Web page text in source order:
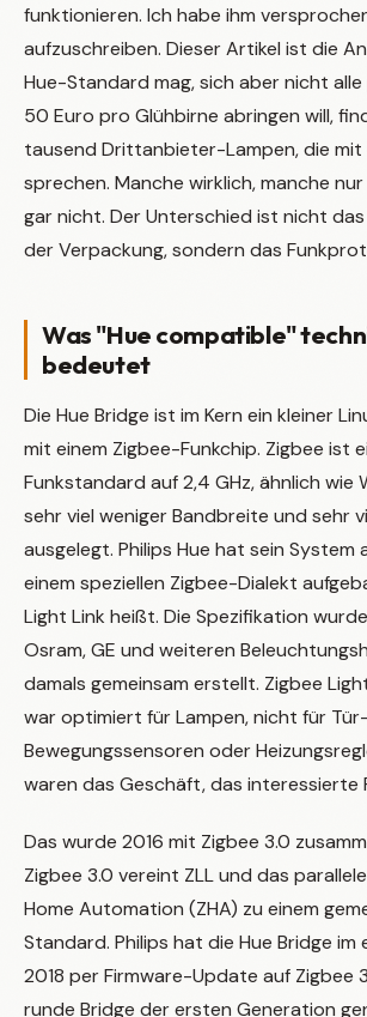
funktionieren. Ich habe ihm
aufzuschreiben. Dieser Artikel ist die
Hue-Standard mag, sich aber nicht
50 Euro pro Glühbirne abringen will,
tausend Drittanbieter-Lampen, die mit
sprechen. Manche wirklich, manche
gar nicht. Der Unterschied ist nicht
der Verpackung, sondern das
Was "Hue compatible"
bedeutet
Die Hue Bridge ist im Kern ein kleiner
mit einem Zigbee-Funkchip. Zigbee ist
Funkstandard auf 2,4 GHz, ähnlich wie
sehr viel weniger Bandbreite und sehr
ausgelegt. Philips Hue hat sein System
einem speziellen Zigbee-Dialekt
Light Link heißt. Die Spezifikation
Osram, GE und weiteren
damals gemeinsam erstellt. Zigbee
war optimiert für Lampen, nicht für
Bewegungssensoren oder
waren das Geschäft, das interessierte
Das wurde 2016 mit Zigbee 3.0
Zigbee 3.0 vereint ZLL und das
Home Automation (ZHA) zu einem
Standard. Philips hat die Hue Bridge
2018 per Firmware-Update auf Zigbee
runde Bridge der ersten Generation